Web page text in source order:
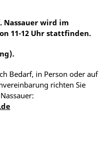
Nassauer wird im
11-12 Uhr stattfinden.
Bedarf, in Person oder auf
richten Sie